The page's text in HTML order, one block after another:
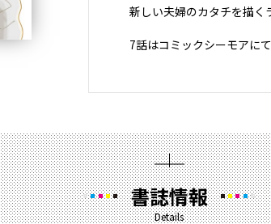
新しい夫婦のカタチを描く
7話はコミックシーモアに
書誌情報
Details